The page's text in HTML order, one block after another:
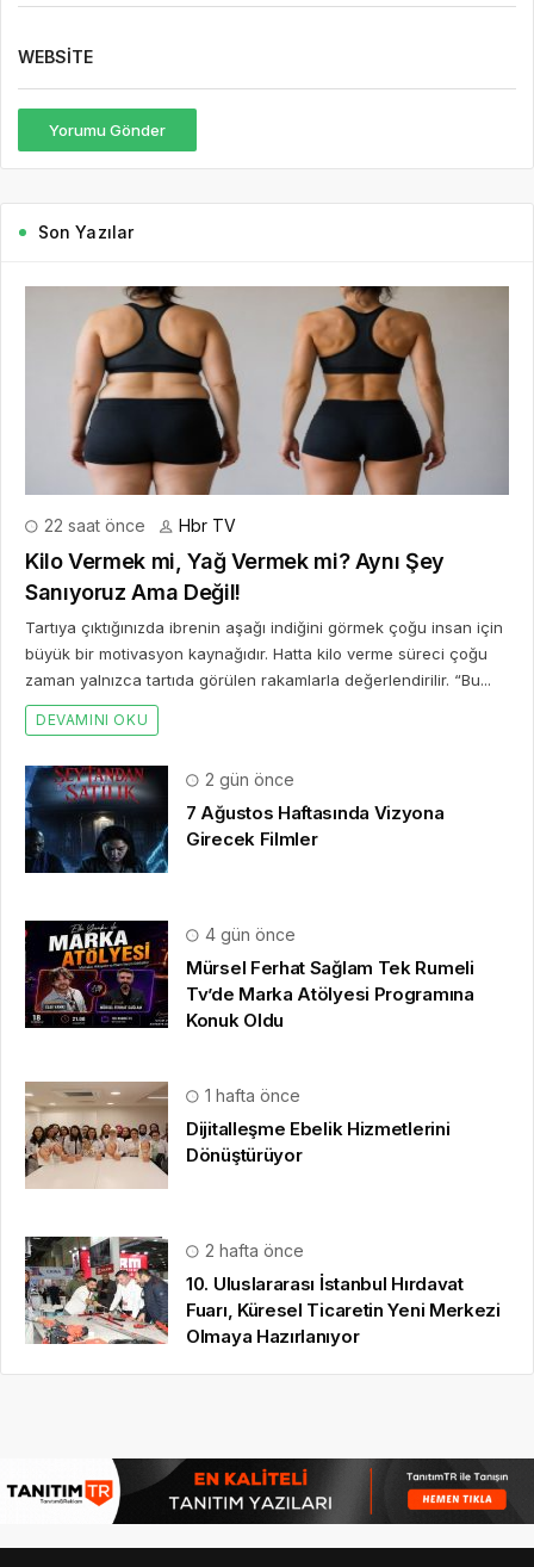
WEBSITE
Yorumu Gönder
Son Yazılar
22 saat önce Hbr TV
Kilo Vermek mi, Yağ Vermek mi? Aynı Şey
Sanıyoruz Ama Değil!
Tartıya çıktığınızda ibrenin aşağı indiğini görmek çoğu insan için
büyük bir motivasyon kaynağıdır. Hatta kilo verme süreci çoğu
zaman yalnızca tartıda görülen rakamlarla değerlendirilir. “Bu...
DEVAMINI OKU
2 gün önce
7 Ağustos Haftasında Vizyona
Girecek Filmler
4 gün önce
Mürsel Ferhat Sağlam Tek Rumeli
Tv’de Marka Atölyesi Programına
Konuk Oldu
1 hafta önce
Dijitalleşme Ebelik Hizmetlerini
Dönüştürüyor
2 hafta önce
10. Uluslararası İstanbul Hırdavat
Fuarı, Küresel Ticaretin Yeni Merkezi
Olmaya Hazırlanıyor